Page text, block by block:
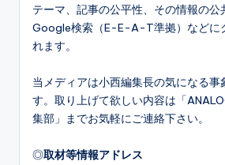
テーマ、記事の公平性、その情報の公
Google検索（E-E-A-T準拠）などに
れます。
当メディアは小西編集長の気になる事
す。取り上げて欲しい内容は「
集部」までお気軽にご連絡下さい。
◎取材等情報アドレス